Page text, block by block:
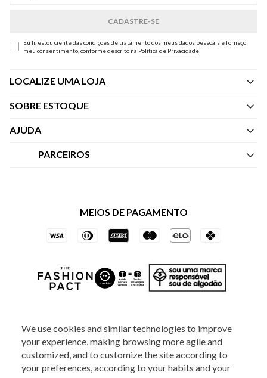
We use cookies and similar technologies to improve
your experience, making browsing more agile and
customized, and to customize the site according to
your preferences, according to your habits and your
Eu li, estou ciente das condições de tratamento dos meus dados pessoais e forneço
meu consentimento, conforme descrito na Política de Privacidade
LOCALIZE UMA LOJA
SOBRE ESTOQUE
Quem Somos
AJUDA
Central de Atendimento
Trocas e Devoluções
PARCEIROS
Vai de Visa
Azul Fidelidade
MEIOS DE PAGAMENTO